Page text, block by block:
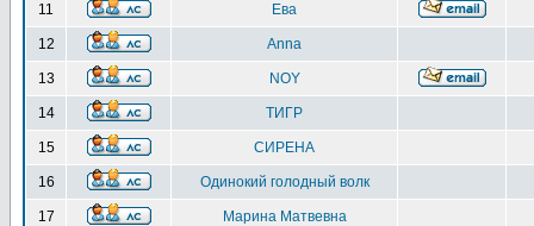
11 Ева
12 Anna
13 NOY
14 ТИГР
15 СИРЕНА
16 Одинокий голодный волк
17 Марина Матвевна